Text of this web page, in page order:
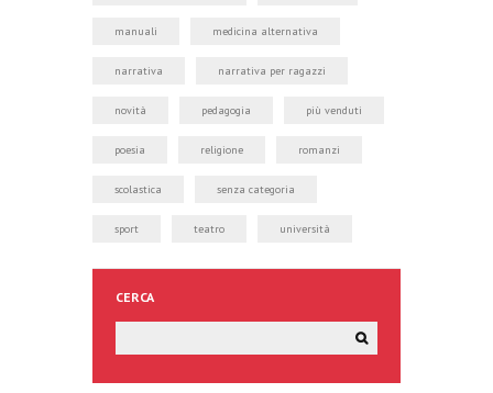
manuali medicina alternativa
narrativa narrativa per ragazzi
novità pedagogia più venduti
poesia religione romanzi
scolastica senza categoria
sport teatro università
CERCA